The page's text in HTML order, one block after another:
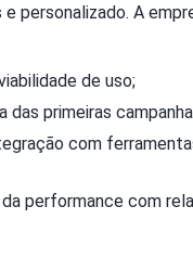
personalizado. A
de uso;
das primeiras
com
performance com